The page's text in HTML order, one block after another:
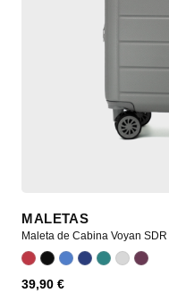
MALETAS
Maleta de Cabina Voyan SDR
39,90 €